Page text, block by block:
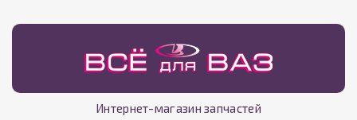
Интернет-магазин запчастей